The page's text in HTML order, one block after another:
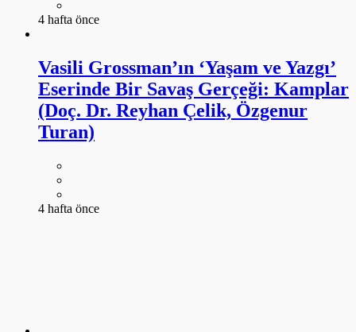
4 hafta önce
Vasili Grossman’ın ‘Yaşam ve Yazgı’
Eserinde Bir Savaş Gerçeği: Kamplar
(Doç. Dr. Reyhan Çelik, Özgenur
Turan)
4 hafta önce